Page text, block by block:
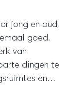
jong en oud,
goed.
van
dingen te
en